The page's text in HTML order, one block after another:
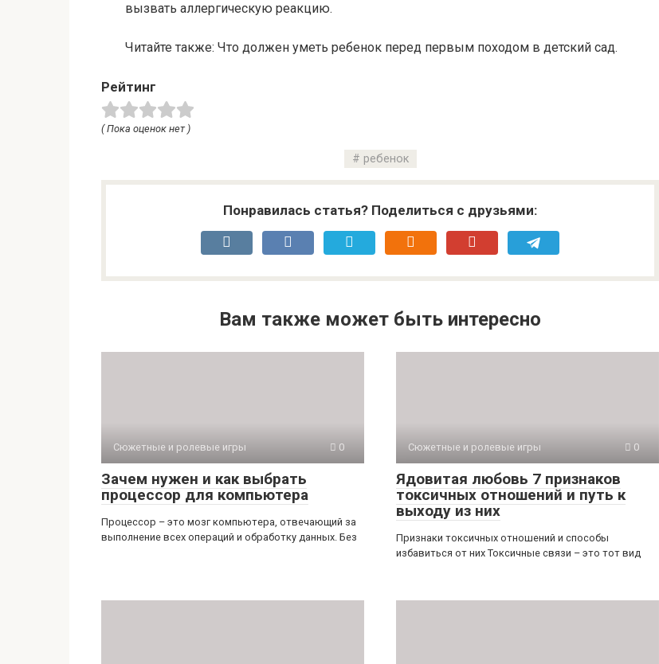
вызвать аллергическую реакцию.
Читайте также: Что должен уметь ребенок перед первым походом в детский сад.
Рейтинг
( Пока оценок нет )
ребенок
Понравилась статья? Поделиться с друзьями:
Вам также может быть интересно
Сюжетные и ролевые игры 0
Зачем нужен и как выбрать
процессор для компьютера
Процессор – это мозг компьютера, отвечающий за
выполнение всех операций и обработку данных. Без
Сюжетные и ролевые игры 0
Ядовитая любовь 7 признаков
токсичных отношений и путь к
выходу из них
Признаки токсичных отношений и способы
избавиться от них Токсичные связи – это тот вид